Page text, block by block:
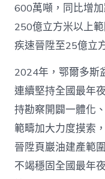
600萬噸，同比增
250億立方米以上
疾速晉陞至25億立
2024年，鄂爾多斯
連續堅持全國最年
持勘察開闢一體化
範疇加大力度摸索
晉陞頁巖油建產範
不竭穩固全國最年